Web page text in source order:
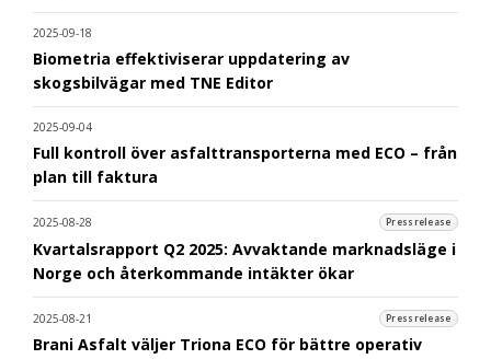
2025-09-18
Biometria effektiviserar uppdatering av
skogsbilvägar med TNE Editor
2025-09-04
Full kontroll över asfalttransporterna med ECO – från
plan till faktura
2025-08-28 Pressrelease
Kvartalsrapport Q2 2025: Avvaktande marknadsläge i
Norge och återkommande intäkter ökar
2025-08-21 Pressrelease
Brani Asfalt väljer Triona ECO för bättre operativ